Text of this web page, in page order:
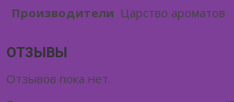
Производители Царство ароматов
ОТЗЫВЫ
Отзывов пока нет.